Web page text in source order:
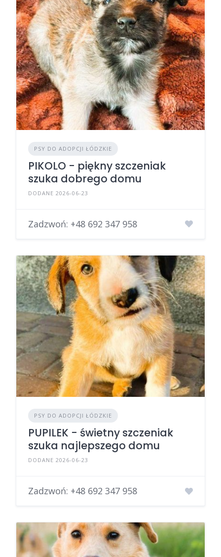
PSY DO ADOPCJI ŁÓDZKIE
PIKOLO - piękny szczeniak
szuka dobrego domu
DODANE 2026-06-23
Zadzwoń: +48 692 347 958
PSY DO ADOPCJI ŁÓDZKIE
PUPILEK - świetny szczeniak
szuka najlepszego domu
DODANE 2026-06-23
Zadzwoń: +48 692 347 958